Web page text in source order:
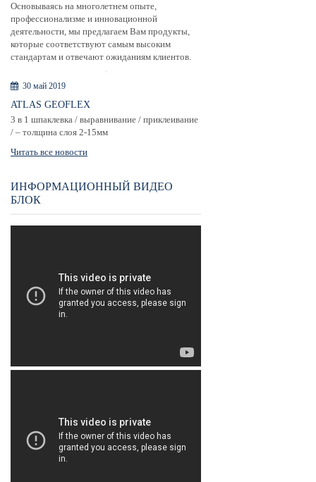
Основываясь на многолетнем опыте,
профессионализме и инновационной
деятельности, мы предлагаем Вам продукты,
которые соответствуют самым высоким
стандартам и отвечают ожиданиям клиентов.
30 май 2019
ATLAS GEOFLEX
3 в 1 шпаклевка / выравнивание / приклеивание
/ – толщина слоя 2-15мм
Читать все новости
ИНФОРМАЦИОННЫЙ ВИДЕО
БЛОК